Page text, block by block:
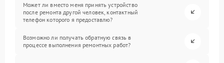
Может ли вместо меня принять устройство
после ремонта другой человек, контактный
телефон которого я предоставлю?
Возможно ли получать обратную связь в
процессе выполнения ремонтных работ?